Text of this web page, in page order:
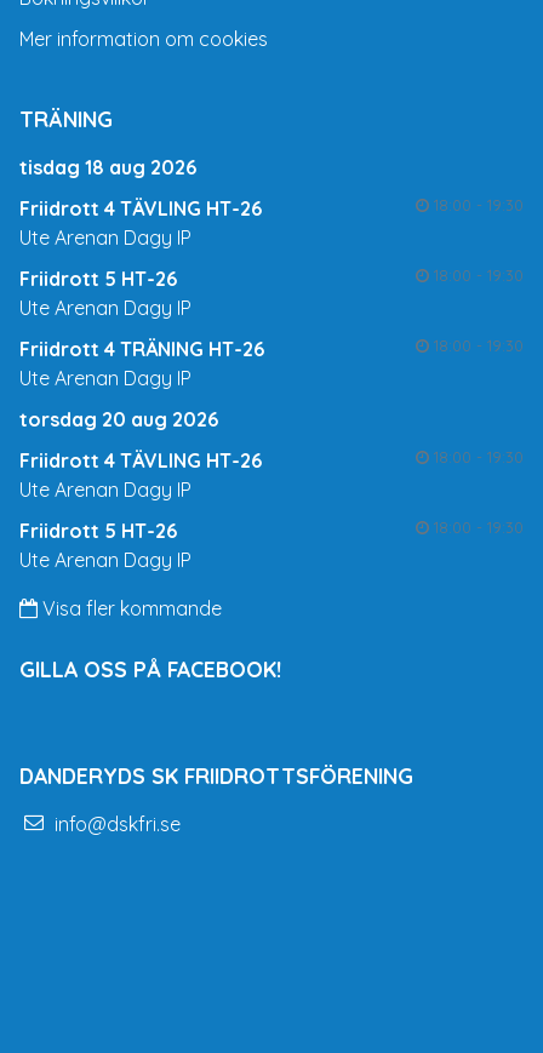
Mer information om cookies
TRÄNING
tisdag 18 aug 2026
Friidrott 4 TÄVLING HT-26
18:00 - 19:30
Ute Arenan Dagy IP
Friidrott 5 HT-26
18:00 - 19:30
Ute Arenan Dagy IP
Friidrott 4 TRÄNING HT-26
18:00 - 19:30
Ute Arenan Dagy IP
torsdag 20 aug 2026
Friidrott 4 TÄVLING HT-26
18:00 - 19:30
Ute Arenan Dagy IP
Friidrott 5 HT-26
18:00 - 19:30
Ute Arenan Dagy IP
Visa fler kommande
GILLA OSS PÅ FACEBOOK!
DANDERYDS SK FRIIDROTTSFÖRENING
info@dskfri.se